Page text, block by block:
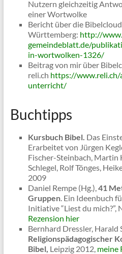
Nutzern gleichzeitig
einer Wortwolke
Bericht über die
Württemberg: http://
gemeindeblatt.de/
in-wortwolken-1326/
Beitrag von mir über
reli.ch https://
unterricht/
Buchtipps
Kursbuch Bibel. Das
Erarbeitet von Jürgen
Fischer-Steinbach, Martin
Schlegel, Rolf Tönges,
2009
Daniel Rempe (Hg.),41
Gruppen. Ein Ideenbuch
Initiative “Liest du mich?”,
Rezension hier
Bernhard Dressler,
Religionspädagogischer
Bibel, Leipzig 2012, meine